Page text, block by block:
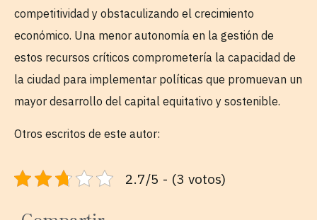
competitividad y obstaculizando el crecimiento
económico. Una menor autonomía en la gestión de
estos recursos críticos comprometería la capacidad de
la ciudad para implementar políticas que promuevan un
mayor desarrollo del capital equitativo y sostenible.
Otros escritos de este autor:
2.7/5 - (3 votos)